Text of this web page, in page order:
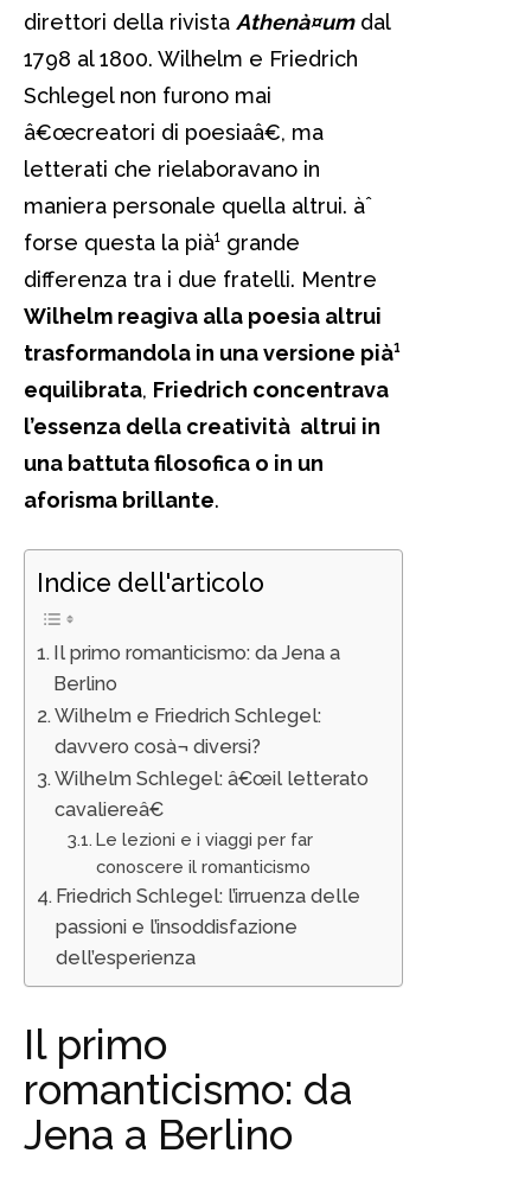
direttori della rivista Athenà¤umdal
1798 al 1800. Wilhelm e Friedrich
Schlegel non furono mai
â€œcreatori di poesiaâ€, ma
letterati che rielaboravano in
maniera personale quella altrui. àˆ
forse questa la pià¹ grande
differenza tra i due fratelli. Mentre
Wilhelm reagiva alla poesia altrui
trasformandola in una versione pià¹
equilibrata, Friedrich concentrava
l’essenza della creatività altrui in
una battuta filosofica o in un
aforisma brillante.
Indice dell'articolo
Il primo romanticismo: da Jena a
Berlino
Wilhelm e Friedrich Schlegel:
davvero cosà¬ diversi?
Wilhelm Schlegel: â€œil letterato
cavaliereâ€
Le lezioni e i viaggi per far
conoscere il romanticismo
Friedrich Schlegel: l’irruenza delle
passioni e l’insoddisfazione
dell’esperienza
Il primo
romanticismo: da
Jena a Berlino